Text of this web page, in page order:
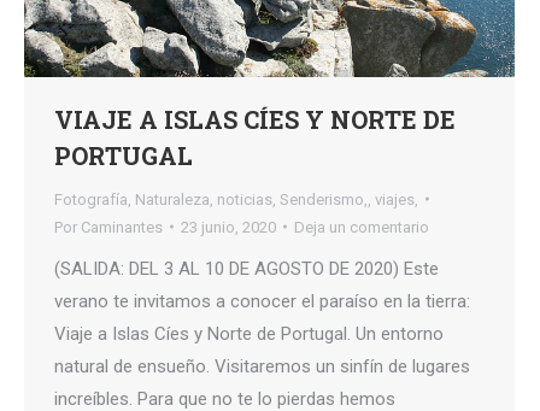
VIAJE A ISLAS CÍES Y NORTE DE
PORTUGAL
Fotografía Naturaleza noticias Senderismo,
viajes,
Por Caminantes 23 junio, 2020 Deja un comentario
(SALIDA: DEL 3 AL 10 DE AGOSTO DE 2020) Este
verano te invitamos a conocer el paraíso en la tierra:
Viaje a Islas Cíes y Norte de Portugal. Un entorno
natural de ensueño. Visitaremos un sinfín de lugares
increíbles. Para que no te lo pierdas hemos